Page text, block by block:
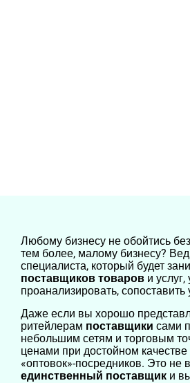
Любому бизнесу не обойтись
тем более, малому бизнесу?
специалиста, который будет
поставщиков товаров и
проанализировать,
Даже если вы хорошо
ритейлерам поставщики сами
небольшим сетям и торговым
ценами при достойном
«оптовок»-посредников. Это не
единственный поставщик и